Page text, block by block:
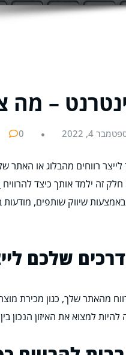
– מה
4, 2022
0
רווחים מהבלוג או האתר
זה ילמד אותך כיצד להרוויח
שיווק שותפים,
שלכם
מהאתר שלך, כגון מכירת
למצוא את האיזון הנכון